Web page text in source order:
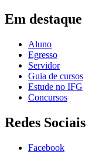
Em destaque
Aluno
Egresso
Servidor
Guia de cursos
Estude no IFG
Concursos
Redes Sociais
Facebook